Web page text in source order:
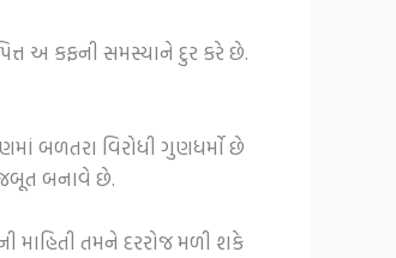
અ કફની સમસ્યાને દુર કરે છે.
બળતરા વિરોધી ગુણધર્મો છે
બનાવે છે.
માહિતી તમને દરરોજ મળી શકે